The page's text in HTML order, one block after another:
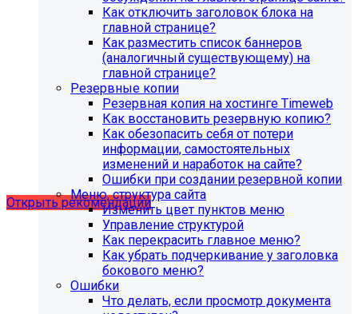
Рекомендации по безопасности
Открыть рекомендации
Как отключить заголовок блока на
главной странице?
Как разместить список баннеров
(аналогичный существующему) на
главной странице?
Резервные копии
Резервная копия на хостинге Timeweb
Как восстановить резервную копию?
Как обезопасить себя от потери
информации, самостоятельных
изменений и наработок на сайте?
Ошибки при создании резервной копии
Меню, структура сайта
Изменить цвет пунктов меню
Управление структурой
Как перекрасить главное меню?
Как убрать подчеркивание у заголовка
бокового меню?
Ошибки
Что делать, если просмотр документа